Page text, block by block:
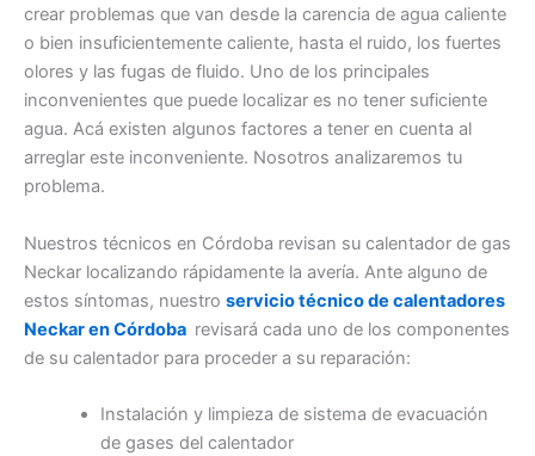
crear problemas que van desde la carencia de agua caliente
o bien insuficientemente caliente, hasta el ruido, los fuertes
olores y las fugas de fluido. Uno de los principales
inconvenientes que puede localizar es no tener suficiente
agua. Acá existen algunos factores a tener en cuenta al
arreglar este inconveniente. Nosotros analizaremos tu
problema.
Nuestros técnicos en Córdoba revisan su calentador de gas
Neckar localizando rápidamente la avería. Ante alguno de
estos síntomas, nuestro servicio técnico de calentadores
Neckar en Córdoba revisará cada uno de los componentes
de su calentador para proceder a su reparación:
Instalación y limpieza de sistema de evacuación
de gases del calentador